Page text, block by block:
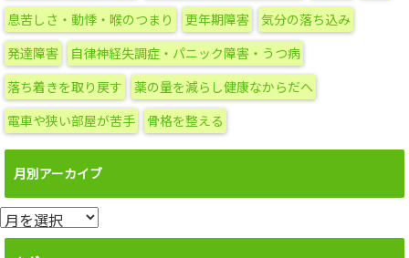
息苦しさ・動悸・喉のつまり 更年期障害 気分の落ち込み
発達障害 自律神経失調症・パニック障害・うつ病
落ち着きを取り戻す 薬の量を減らし健康なからだへ
電車や狭い部屋が苦手 骨格を整える
月別アーカイブ
月
別